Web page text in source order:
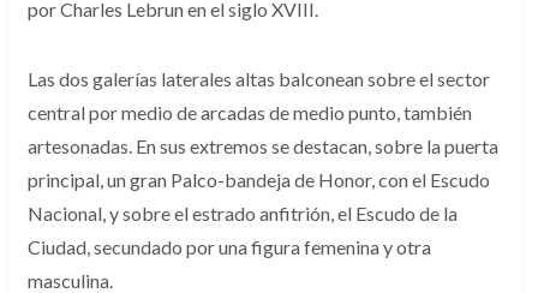
por Charles Lebrun en el siglo XVIII.
Las dos galerías laterales altas balconean sobre el sector
central por medio de arcadas de medio punto, también
artesonadas. En sus extremos se destacan, sobre la puerta
principal, un gran Palco-bandeja de Honor, con el Escudo
Nacional, y sobre el estrado anfitrión, el Escudo de la
Ciudad, secundado por una figura femenina y otra
masculina.